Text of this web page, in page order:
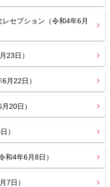
セプション（令和4年6月
23日）
月22日）
20日）
）
和4年6月8日）
7日）